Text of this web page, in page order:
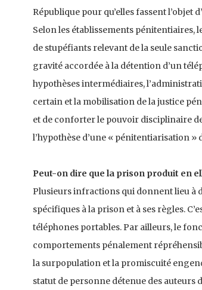
République pour qu’elles fassent
Selon les établissements pénitentiaires,
de stupéfiants relevant de la seule
gravité accordée à la détention d’un
hypothèses intermédiaires,
certain et la mobilisation de la justice
et de conforter le pouvoir disciplinaire
l’hypothèse d’une « pénitentiarisation »
Peut-on dire que la prison produit en
Plusieurs infractions qui donnent lieu à
spécifiques à la prison et à ses règles.
téléphones portables. Par ailleurs, le
comportements pénalement
la surpopulation et la promiscuité
statut de personne détenue des